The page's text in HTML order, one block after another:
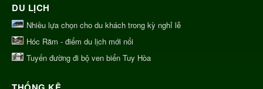
DU LỊCH
Nhiều lựa chọn cho du khách trong kỳ nghỉ lễ
Hóc Răm - điểm du lịch mới nổi
Tuyến đường đi bộ ven biển Tuy Hòa